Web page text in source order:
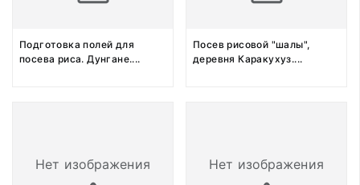
Подготовка полей для
посева риса. Дунгане....
Посев рисовой "шалы",
деревня Каракухуз....
Нет изображения Нет изображения